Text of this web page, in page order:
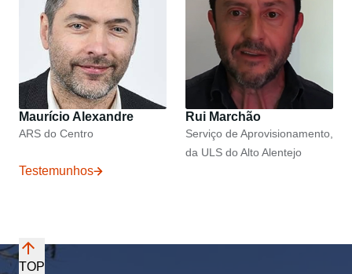
Maurício Alexandre
ARS do Centro
Rui Marchão
Serviço de Aprovisionamento,
da ULS do Alto Alentejo
Testemunhos
TOP